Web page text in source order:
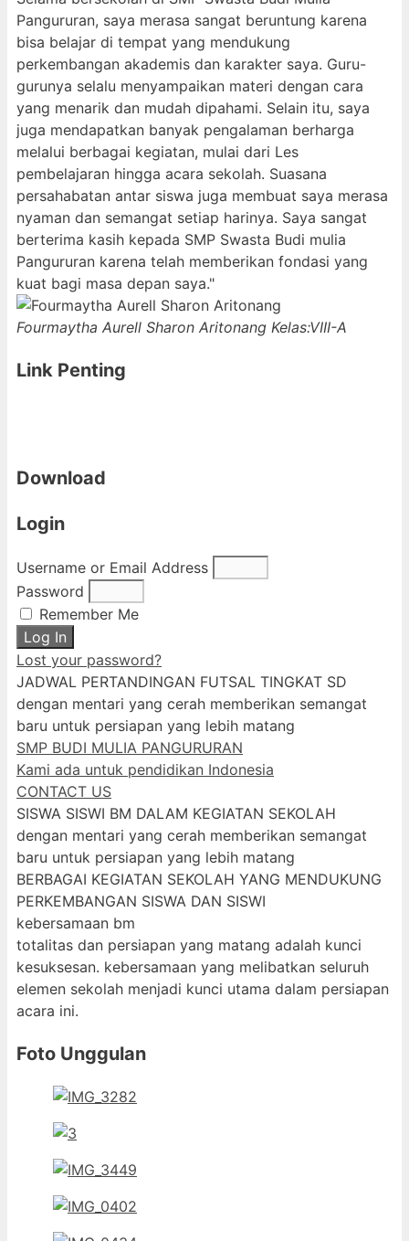
Pangururan, saya merasa sangat beruntung karena
bisa belajar di tempat yang mendukung
perkembangan akademis dan karakter saya. Guru-
gurunya selalu menyampaikan materi dengan cara
yang menarik dan mudah dipahami. Selain itu, saya
juga mendapatkan banyak pengalaman berharga
melalui berbagai kegiatan, mulai dari Les
pembelajaran hingga acara sekolah. Suasana
persahabatan antar siswa juga membuat saya merasa
nyaman dan semangat setiap harinya. Saya sangat
berterima kasih kepada SMP Swasta Budi mulia
Pangururan karena telah memberikan fondasi yang
kuat bagi masa depan saya."
Fourmaytha Aurell Sharon Aritonang Kelas:VIII-A
Link Penting
Download
Login
Username or Email Address
Password
Remember Me
Log In
Lost your password?
JADWAL PERTANDINGAN FUTSAL TINGKAT SD
dengan mentari yang cerah memberikan semangat
baru untuk persiapan yang lebih matang
SMP BUDI MULIA PANGURURAN
Kami ada untuk pendidikan Indonesia
CONTACT US
SISWA SISWI BM DALAM KEGIATAN SEKOLAH
dengan mentari yang cerah memberikan semangat
baru untuk persiapan yang lebih matang
BERBAGAI KEGIATAN SEKOLAH YANG MENDUKUNG
PERKEMBANGAN SISWA DAN SISWI
kebersamaan bm
totalitas dan persiapan yang matang adalah kunci
kesuksesan. kebersamaan yang melibatkan seluruh
elemen sekolah menjadi kunci utama dalam persiapan
acara ini.
Foto Unggulan